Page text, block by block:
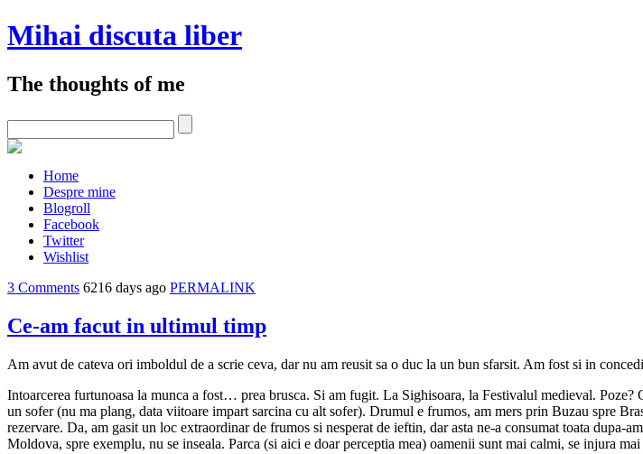
Mihai discuta liber
The thoughts of me
Home
Despre mine
Blogroll
Facebook
Twitter
Wishlist
3 Comments 6216 days ago PERMALINK
Ce-am facut in ultimul timp
Am avut de cateva ori imboldul de a scrie ceva, dar nu am reusit sa o duc la un bun sfarsit. Am fost si in
Intoarcerea furtunoasa la munca a fost… prea brusca. Si am fugit. La Sighisoara, la Festivalul medieval. Poze?
un sofer (nu ma plang, data viitoare impart sarcina cu alt sofer). Drumul e frumos, am mers prin Buzau spre
rezervare. Da, am gasit un loc extraordinar de frumos si nesperat de ieftin, dar asta ne-a consumat toata dupa-
Moldova, spre exemplu, nu se inseala. Parca (si aici e doar perceptia mea) oamenii sunt mai calmi, se injura